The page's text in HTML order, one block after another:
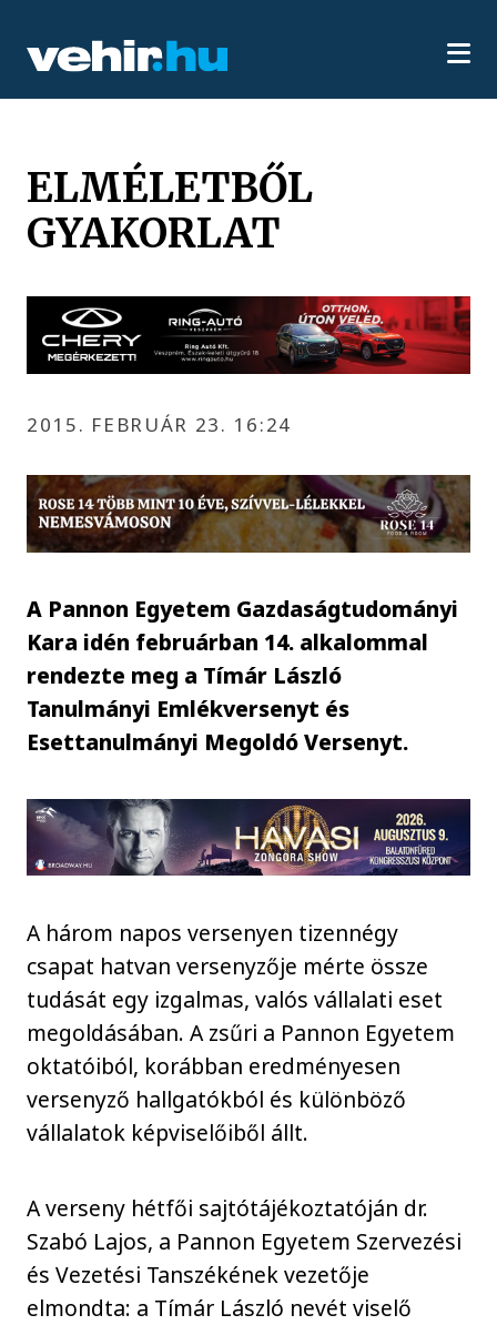
ELMÉLETBŐL
GYAKORLAT
2015. FEBRUÁR 23. 16:24
A Pannon Egyetem Gazdaságtudományi
Kara idén februárban 14. alkalommal
rendezte meg a Tímár László
Tanulmányi Emlékversenyt és
Esettanulmányi Megoldó Versenyt.
A három napos versenyen tizennégy
csapat hatvan versenyzője mérte össze
tudását egy izgalmas, valós vállalati eset
megoldásában. A zsűri a Pannon Egyetem
oktatóiból, korábban eredményesen
versenyző hallgatókból és különböző
vállalatok képviselőiből állt.
A verseny hétfői sajtótájékoztatóján dr.
Szabó Lajos, a Pannon Egyetem Szervezési
és Vezetési Tanszékének vezetője
elmondta: a Tímár László nevét viselő